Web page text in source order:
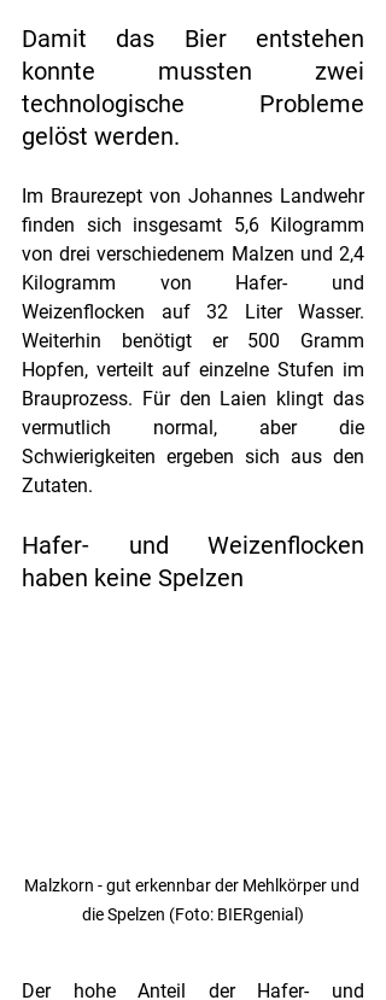
Damit das Bier entstehen
konnte mussten zwei
technologische Probleme
gelöst werden.
Im Braurezept von Johannes Landwehr
finden sich insgesamt 5,6 Kilogramm
von drei verschiedenem Malzen und 2,4
Kilogramm von Hafer- und
Weizenflocken auf 32 Liter Wasser.
Weiterhin benötigt er 500 Gramm
Hopfen, verteilt auf einzelne Stufen im
Brauprozess. Für den Laien klingt das
vermutlich normal, aber die
Schwierigkeiten ergeben sich aus den
Zutaten.
Hafer- und Weizenflocken
haben keine Spelzen
Malzkorn - gut erkennbar der Mehlkörper und
die Spelzen (Foto: BIERgenial)
Der hohe Anteil der Hafer- und